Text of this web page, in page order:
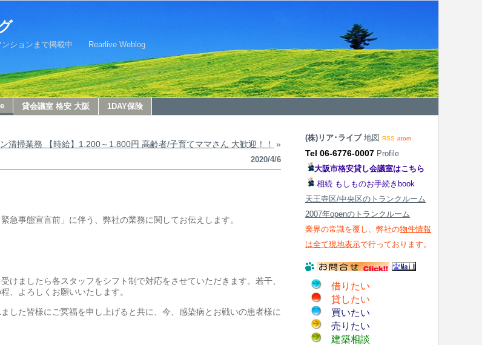
ンションまで掲載中 Rearlive Weblog
貸会議室 格安 大阪 1DAY保険
清掃業務 【時給】1,200～1,800円 高齢者/子育てママさん 大歓迎！！
»
2020/4/6
事態宣言前」に伴う、弊社の業務に関してお伝えします。
ましたら各スタッフをシフト制で対応をさせていただきます。若干、
、よろしくお願いいたします。
した皆様にご冥福を申し上げると共に、今、感染病とお戦いの患者様に
(株)リア･ライブ 地図 RSS atom
Tel 06-6776-0007 Profile
大阪市格安貸し会議室はこちら
相続 もしものお手続きbook
天王寺区/中央区のトランクルーム
2007年openのトランクルーム
業界の常識を覆し、弊社の物件情報
は全て現地表示で行っております。
借りたい
貸したい
買いたい
売りたい
建築相談